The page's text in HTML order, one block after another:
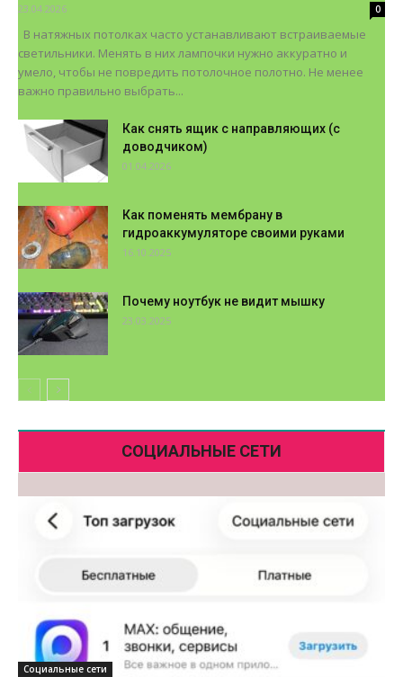
23.04.2026 0
В натяжных потолках часто устанавливают встраиваемые
светильники. Менять в них лампочки нужно аккуратно и
умело, чтобы не повредить потолочное полотно. Не менее
важно правильно выбрать...
Как снять ящик с направляющих (с
доводчиком)
01.04.2026
Как поменять мембрану в
гидроаккумуляторе своими руками
16.10.2025
Почему ноутбук не видит мышку
23.03.2025
СОЦИАЛЬНЫЕ СЕТИ
Социальные сети